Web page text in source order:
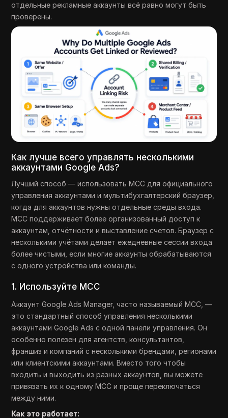
отдельные рекламные аккаунты всё равно могут быть
проверены.
Как лучше всего управлять несколькими
аккаунтами Google Ads?
Лучший способ — использовать MCC для официального
управления аккаунтами и мультибухгалтерский браузер,
когда для аккаунтов нужны отдельные среды входа.
MCC поддерживает более организованный доступ к
аккаунтам, отчётности и выставление счетов. Браузер с
несколькими учётами делает ежедневные сессии входа
более чистыми, если многие аккаунты обрабатываются
с одного устройства или команды.
1. Используйте MCC
Аккаунт Google Ads Manager, часто называемый MCC, —
это стандартный способ управления несколькими
аккаунтами Google Ads с одной панели управления. Он
особенно полезен для агентств, консультантов,
франшиз и компаний с несколькими брендами, регионами
или клиентскими аккаунтами. Вместо того чтобы
входить и выходить из разных аккаунтов, вы можете
привязать их к одному MCC и проще переключаться
между ними.
Как это работает: